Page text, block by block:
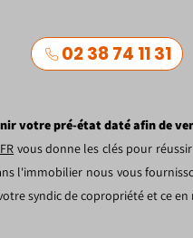
02 38 74 11 31
votre pré-état daté afin de
vous donne les clés pour
l'immobilier nous vous
syndic de copropriété et ce